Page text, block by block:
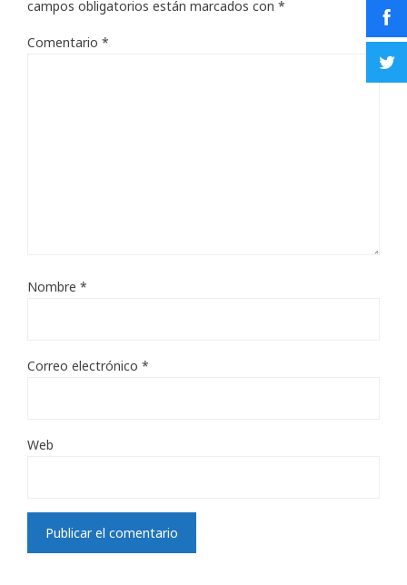
campos obligatorios están marcados con *
Comentario *
Nombre *
Correo electrónico *
Web